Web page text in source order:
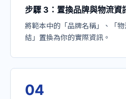
步驟 3：置換品牌與物流資
將範本中的「品牌名稱」、「
結」置換為你的實際資訊。
04